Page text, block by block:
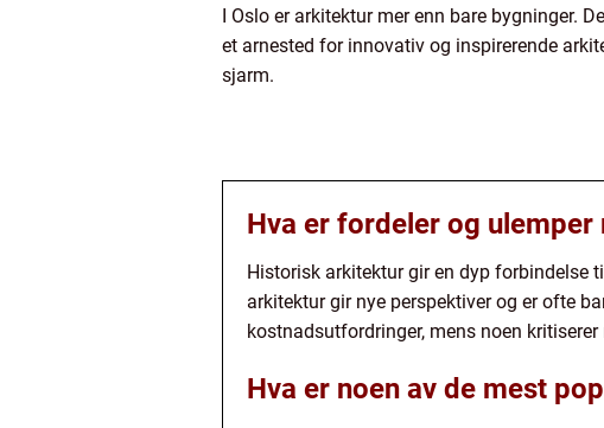
I Oslo er arkitektur mer enn bare bygninger.
et arnested for innovativ og inspirerende
sjarm.
Hva er fordeler og
Historisk arkitektur gir en dyp forbindelse
arkitektur gir nye perspektiver og er ofte
kostnadsutfordringer, mens noen
Hva er noen av de mest